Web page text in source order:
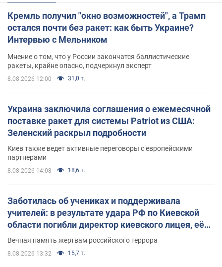
Кремль получил "окно возможностей", а Трамп
остался почти без ракет: как быть Украине?
Интервью с Мельником
Мнение о том, что у России закончатся баллистические
ракеты, крайне опасно, подчеркнул эксперт
8.08.2026 12:00 31,0 т.
Украина заключила соглашения о ежемесячной
поставке ракет для системы Patriot из США:
Зеленский раскрыл подробности
Киев также ведет активные переговоры с европейскими
партнерами
8.08.2026 14:08 18,6 т.
Заботилась об учениках и поддерживала
учителей: в результате удара РФ по Киевской
области погибли директор киевского лицея, её
муж и внук
Вечная память жертвам российского террора
8.08.2026 13:32 15,7 т.